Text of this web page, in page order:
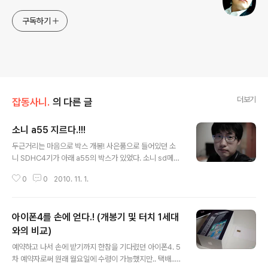
구독하기
잡동사니. 의 다른 글 더보기
소니 a55 지르다.!!!
두근거리는 마음으로 박스 개봉! 사은품으로 들어있던 소
니 SDHC4기가 아래 a55의 박스가 있었다. 소니 sd메모
설명서와 함께 안내문이.. 박스를 꺼내서 a55와 같이 신품
어오네요 그리고 드디어 본체를 드러낸 a55 바디!! 올림푸
스 E-620을 샀을때도 "우와 작다!!" 했지만 이건 더 작네
요 그리고 마운트부에 있는 주황띠와 알파 로고가 강렬하
게 박혀있는 바디캡이 말그대로 폭풍간지. @_@ 뒷면. 와
0 0 2010. 11. 1.
아이폰4를 손에 얻다.! (개봉기 및 터치 1세대
와의 비교)
예약하고 나서 손에 받기까지 한참을 기다렸던 아이폰4. 5
차 예약자로써 원래 월요일에 수령이 가능했지만.. 택배....